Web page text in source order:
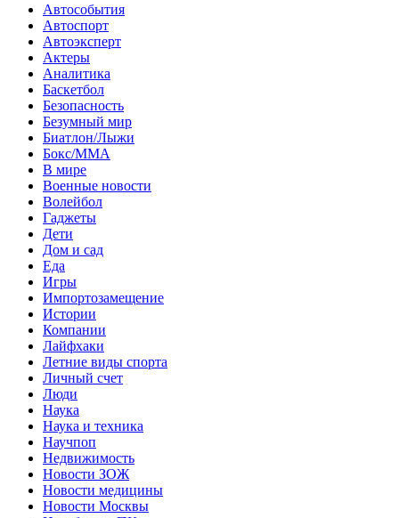
Автособытия
Автоспорт
Автоэксперт
Актеры
Аналитика
Баскетбол
Безопасность
Безумный мир
Биатлон/Лыжи
Бокс/MMA
В мире
Военные новости
Волейбол
Гаджеты
Дети
Дом и сад
Еда
Игры
Импортозамещение
Истории
Компании
Лайфхаки
Летние виды спорта
Личный счет
Люди
Наука
Наука и техника
Научпоп
Недвижимость
Новости ЗОЖ
Новости медицины
Новости Москвы